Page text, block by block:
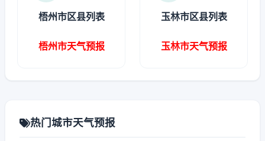
梧州市区县列表
梧州市天气预报
玉林市区县列表
玉林市天气预报
热门城市天气预报